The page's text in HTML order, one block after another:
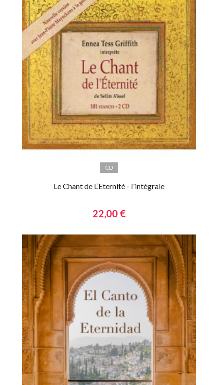
CD
Le Chant de L’Eternité - l'intégrale
22,00 €